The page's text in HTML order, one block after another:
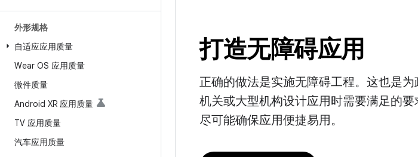
外形规格
自适应应用质量
Wear OS 应用质量
微件质量
Android XR 应用质量
TV 应用质量
汽车应用质量
打造无障碍应用
正确的做法是实施无障碍工程。这也是为
机关或大型机构设计应用时需要满足的要
尽可能确保应用便捷易用。